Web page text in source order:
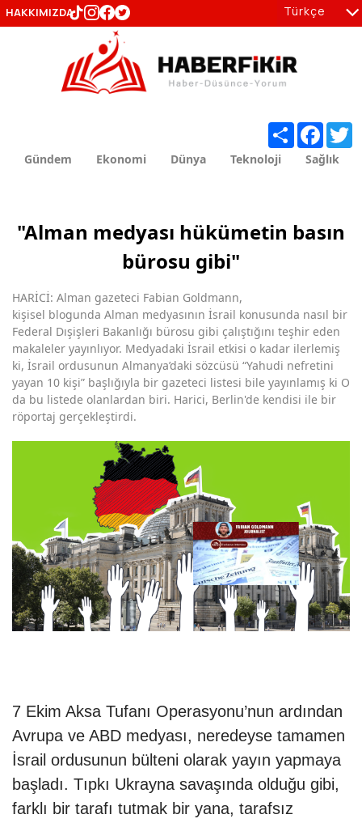
Gündem Ekonomi Dünya Teknoloji Sağlık
"Alman medyası hükümetin basın
bürosu gibi"
HARİCİ: Alman gazeteci Fabian Goldmann,
kişisel blogunda Alman medyasının İsrail konusunda nasıl bir
Federal Dışişleri Bakanlığı bürosu gibi çalıştığını teşhir eden
makaleler yayınlıyor. Medyadaki İsrail etkisi o kadar ilerlemiş
ki, İsrail ordusunun Almanya’daki sözcüsü “Yahudi nefretini
yayan 10 kişi” başlığıyla bir gazeteci listesi bile yayınlamış ki O
da bu listede olanlardan biri. Harici, Berlin'de kendisi ile bir
röportaj gerçekleştirdi.
7 Ekim Aksa Tufanı Operasyonu’nun ardından
Avrupa ve ABD medyası, neredeyse tamamen
İsrail ordusunun bülteni olarak yayın yapmaya
başladı. Tıpkı Ukrayna savaşında olduğu gibi,
farklı bir tarafı tutmak bir yana, tarafsız
Share
Türkçe
en
HAKKIMIZDA